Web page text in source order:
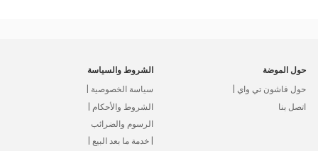
حول الموضة
حول فاشون تي واي |
اتصل بنا
الشروط والسياسة
سياسة الخصوصية |
الشروط والأحكام |
الرسوم والضرائب
| خدمة ما بعد البيع |